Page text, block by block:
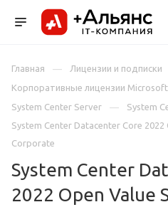
Главная
Лицензии и подписки
Корпоративные лицензии Microsoft
System Center Server
System
System Center Datacenter Core
Corporate
System Center
2022 Open Value